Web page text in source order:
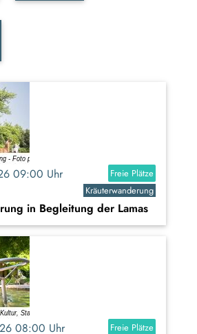
09:00 Uhr
Freie Plätze
Kräuterwanderung
in Begleitung der Lamas
08:00 Uhr
Freie Plätze